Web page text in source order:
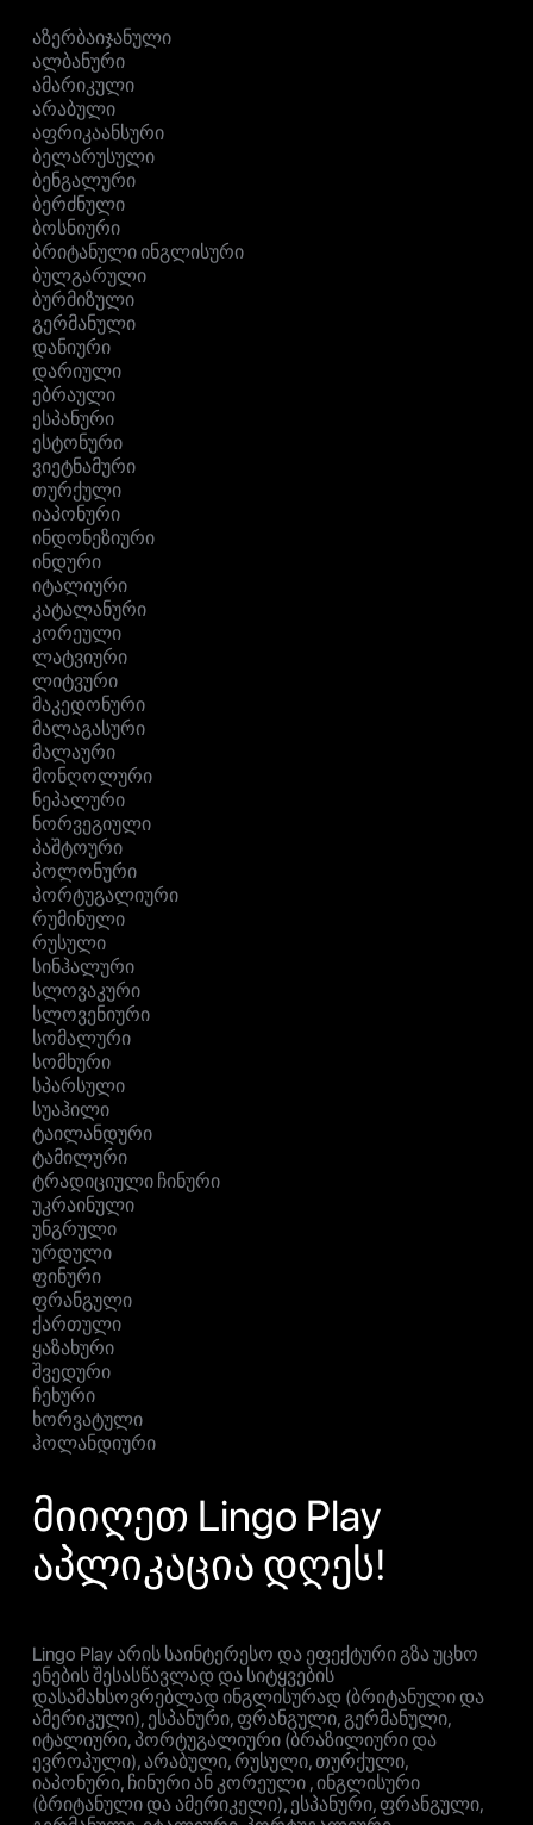
აზერბაიჯანული
ალბანური
ამარიკული
არაბული
აფრიკაანსური
ბელარუსული
ბენგალური
ბერძნული
ბოსნიური
ბრიტანული ინგლისური
ბულგარული
ბურმიზული
გერმანული
დანიური
დარიული
ებრაული
ესპანური
ესტონური
ვიეტნამური
თურქული
იაპონური
ინდონეზიური
ინდური
იტალიური
კატალანური
კორეული
ლატვიური
ლიტვური
მაკედონური
მალაგასური
მალაური
მონღოლური
ნეპალური
ნორვეგიული
პაშტოური
პოლონური
პორტუგალიური
რუმინული
რუსული
სინჰალური
სლოვაკური
სლოვენიური
სომალური
სომხური
სპარსული
სუაჰილი
ტაილანდური
ტამილური
ტრადიციული ჩინური
უკრაინული
უნგრული
ურდული
ფინური
ფრანგული
ქართული
ყაზახური
შვედური
ჩეხური
ხორვატული
ჰოლანდიური
მიიღეთ Lingo Play
აპლიკაცია დღეს!
Lingo Play არის საინტერესო და ეფექტური გზა უცხო
ენების შესასწავლად და სიტყვების
დასამახსოვრებლად ინგლისურად (ბრიტანული და
ამერიკული), ესპანური, ფრანგული, გერმანული,
იტალიური, პორტუგალიური (ბრაზილიური და
ევროპული), არაბული, რუსული, თურქული,
იაპონური, ჩინური ან კორეული , ინგლისური
(ბრიტანული და ამერიკელი), ესპანური, ფრანგული,